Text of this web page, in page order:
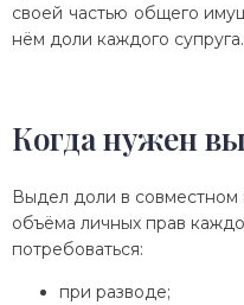
своей частью общего
нём доли каждого супруга.
Когда нужен
Выдел доли в
объёма личных прав
потребоваться:
при разводе;